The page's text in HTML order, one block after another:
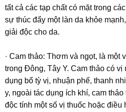
tất cả các tạp chất có mặt trong
sự thúc đẩy một làn da khỏe
giải độc cho da.
· Cam thảo: Thơm và ngọt, là một
trong Ðông, Tây Y. Cam thảo có vị
dụng bổ tỳ vị, nhuận phế, thanh
y, ngoài tác dụng ích khí, cam
độc tính một số vị thuốc hoặc điều